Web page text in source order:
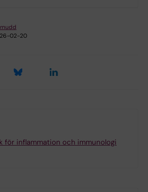
02-20
för inflammation och immunologi